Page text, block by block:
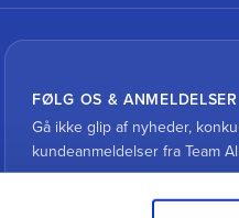
FØLG OS & ANMELDELSER
Gå ikke glip af nyheder,
kundeanmeldelser fra Team